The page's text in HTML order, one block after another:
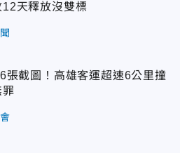
天釋放沒雙標
張截圖！高雄客運超速6公里撞
罪